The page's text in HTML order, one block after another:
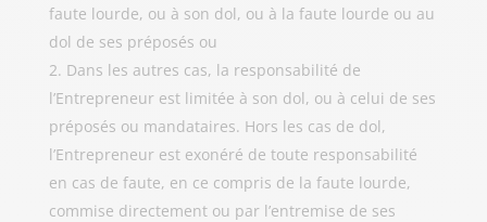
faute lourde, ou à son dol, ou à la faute lourde ou au
dol de ses préposés ou
Dans les autres cas, la responsabilité de
l’Entrepreneur est limitée à son dol, ou à celui de ses
préposés ou mandataires. Hors les cas de dol,
l’Entrepreneur est exonéré de toute responsabilité
en cas de faute, en ce compris de la faute lourde,
commise directement ou par l’entremise de ses